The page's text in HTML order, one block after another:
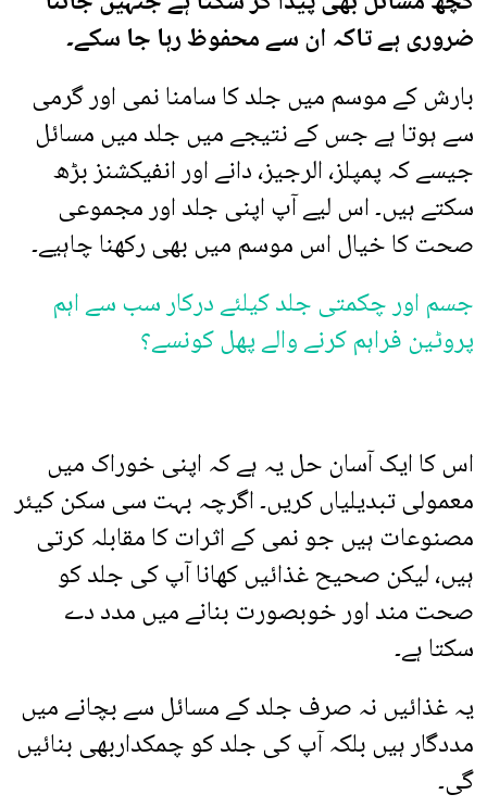
ضروری ہے تاکہ ان سے محفوظ رہا جا سکے۔
بارش کے موسم میں جلد کا سامنا نمی اور گرمی
سے ہوتا ہے جس کے نتیجے میں جلد میں مسائل
جیسے کہ پمپلز، الرجیز، دانے اور انفیکشنز بڑھ
سکتے ہیں۔ اس لیے آپ اپنی جلد اور مجموعی
صحت کا خیال اس موسم میں بھی رکھنا چاہیے۔
جسم اور چکمتی جلد کیلئے درکار سب سے اہم
پروٹین فراہم کرنے والے پھل کونسے؟
اس کا ایک آسان حل یہ ہے کہ اپنی خوراک میں
معمولی تبدیلیاں کریں۔ اگرچہ بہت سی سکن کیئر
مصنوعات ہیں جو نمی کے اثرات کا مقابلہ کرتی
ہیں، لیکن صحیح غذائیں کھانا آپ کی جلد کو
صحت مند اور خوبصورت بنانے میں مدد دے
سکتا ہے۔
یہ غذائیں نہ صرف جلد کے مسائل سے بچانے میں
مددگار ہیں بلکہ آپ کی جلد کو چمکداربھی بنائیں
گی۔